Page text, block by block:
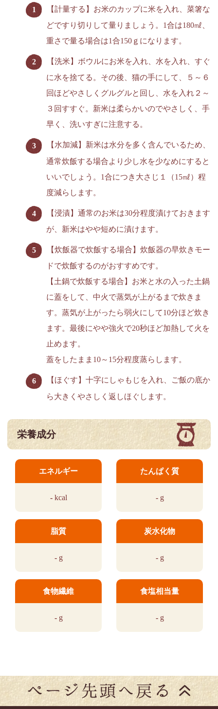
【計量する】お米のカップに米を入れ、菜箸な
どですり切りして量りましょう。1合は180㎖、
重さで量る場合は1合150ｇになります。
【洗米】ボウルにお米を入れ、水を入れ、すぐ
に水を捨てる。その後、猫の手にして、５～６
回ほどやさしくグルグルと回し、水を入れ２～
３回すすぐ。新米は柔らかいのでやさしく、手
早く、洗いすぎに注意する。
【水加減】新米は水分を多く含んでいるため、
通常炊飯する場合より少し水を少なめにすると
いいでしょう。1合につき大さじ１（15㎖）程
度減らします。
【浸漬】通常のお米は30分程度漬けておきます
が、新米はやや短めに漬けます。
【炊飯器で炊飯する場合】炊飯器の早炊きモー
ドで炊飯するのがおすすめです。
【土鍋で炊飯する場合】お米と水の入った土鍋
に蓋をして、中火で蒸気が上がるまで炊きま
す。蒸気が上がったら弱火にして10分ほど炊き
ます。最後にやや強火で20秒ほど加熱して火を
止めます。
蓋をしたまま10～15分程度蒸らします。
【ほぐす】十字にしゃもじを入れ、ご飯の底か
ら大きくやさしく返しほぐします。
栄養成分
エネルギー
-kcal
たんぱく質
-g
脂質
-g
炭水化物
-g
食物繊維
-g
食塩相当量
-g